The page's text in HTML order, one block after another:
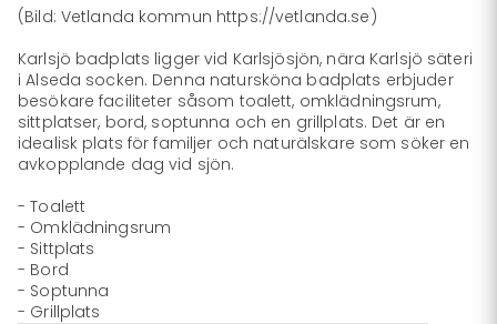
(Bild: Vetlanda kommun https://vetlanda.se)
Karlsjö badplats ligger vid Karlsjösjön, nära Karlsjö säteri
i Alseda socken. Denna natursköna badplats erbjuder
besökare faciliteter såsom toalett, omklädningsrum,
sittplatser, bord, soptunna och en grillplats. Det är en
idealisk plats för familjer och naturälskare som söker en
avkopplande dag vid sjön.
- Toalett
- Omklädningsrum
- Sittplats
- Bord
- Soptunna
- Grillplats